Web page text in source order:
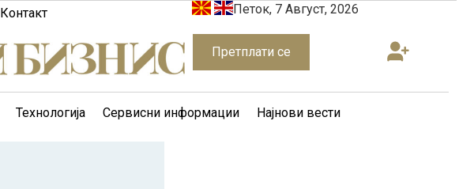
Контакт Петок, 7 Август, 2026
Претплати се
Технологија Сервисни информации Најнови вести